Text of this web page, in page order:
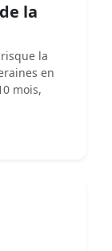
la
la
en
mois,